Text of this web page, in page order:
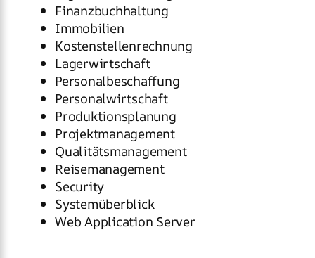
Finanzbuchhaltung
Immobilien
Kostenstellenrechnung
Lagerwirtschaft
Personalbeschaffung
Personalwirtschaft
Produktionsplanung
Projektmanagement
Qualitätsmanagement
Reisemanagement
Security
Systemüberblick
Web Application Server